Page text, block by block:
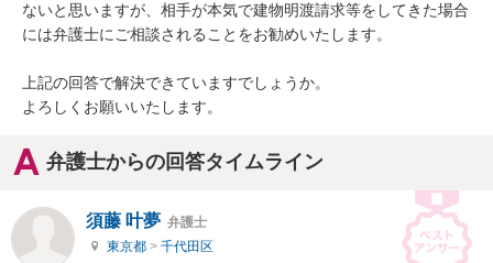
ないと思いますが、相手が本気で建物明渡請求等をしてきた場合
には弁護士にご相談されることをお勧めいたします。
上記の回答で解決できていますでしょうか。
よろしくお願いいたします。
弁護士からの回答タイムライン
須藤 叶夢 弁護士
東京都 > 千代田区